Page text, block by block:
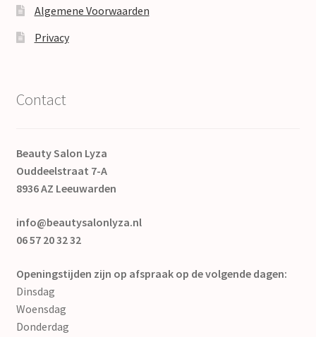
Algemene Voorwaarden
Privacy
Contact
Beauty Salon Lyza
Ouddeelstraat 7-A
8936 AZ Leeuwarden
info@beautysalonlyza.nl
06 57 20 32 32
Openingstijden zijn op afspraak op de volgende dagen:
Dinsdag
Woensdag
Donderdag